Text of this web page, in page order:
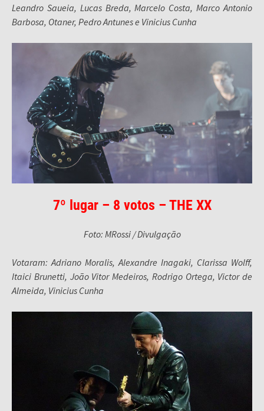
Leandro Saueia, Lucas Breda, Marcelo Costa, Marco Antonio
Barbosa, Otaner, Pedro Antunes e Vinicius Cunha
7º lugar – 8 votos – THE XX
Foto: MRossi / Divulgação
Votaram: Adriano Moralis, Alexandre Inagaki, Clarissa Wolff,
Itaici Brunetti, João Vitor Medeiros, Rodrigo Ortega, Victor de
Almeida, Vinicius Cunha